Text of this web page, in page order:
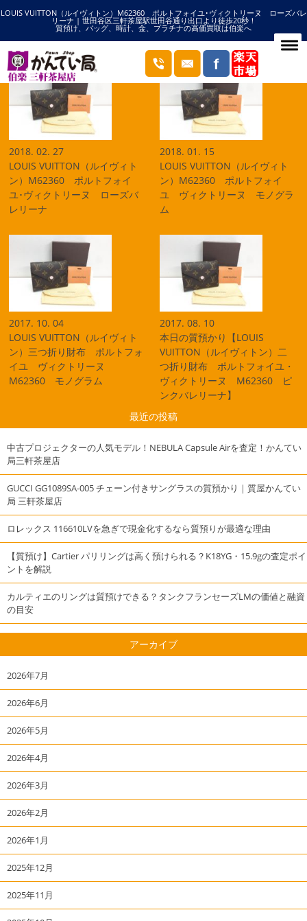
LOUIS VUITTON（ルイヴィトン）M62360 ポルトフォイユ･ヴィクトリーヌ ローズバレ
リーナ | 世田谷区三軒茶屋駅世田谷通り出口より徒歩20秒！
質預け、バッグ、時計、金、プラチナの高価買取は伯楽へ
HOME M62360の記事一覧
ブログ
2018. 02. 27
LOUIS VUITTON（ルイヴィト
ン）M62360 ポルトフォイ
ユ･ヴィクトリーヌ ローズバ
レリーナ
2018. 01. 15
LOUIS VUITTON（ルイヴィト
ン）M62360 ポルトフォイ
ユ ヴィクトリーヌ モノグラ
ム
2017. 10. 04
LOUIS VUITTON（ルイヴィト
ン）三つ折り財布 ポルトフォ
イユ ヴィクトリーヌ
M62360 モノグラム
2017. 08. 10
本日の質預かり【LOUIS
VUITTON（ルイヴィトン）二
つ折り財布 ポルトフォイユ・
ヴィクトリーヌ M62360 ピ
ンクバレリーナ】
最近の投稿
中古プロジェクターの人気モデル！NEBULA Capsule Airを査定！かんてい
局三軒茶屋店
GUCCI GG1089SA-005 チェーン付きサングラスの質預かり｜質屋かんてい
局 三軒茶屋店
ロレックス 116610LVを急ぎで現金化するなら質預りが最適な理由
【質預け】Cartier パリリングは高く預けられる？K18YG・15.9gの査定ポイ
ントを解説
カルティエのリングは質預けできる？タンクフランセーズLMの価値と融資
の目安
アーカイブ
2026年7月
2026年6月
2026年5月
2026年4月
2026年3月
2026年2月
2026年1月
2025年12月
2025年11月